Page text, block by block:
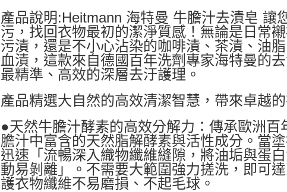
產品說明:Heitmann 海特曼 牛膽汁去漬皂 讓
污，找回衣物最初的潔淨質感！無論是日常
污漬，還是不小心沾染的咖啡漬、茶漬、油
血漬，這款來自德國百年洗劑專家海特曼的
最精準、高效的深層去汙護理。
產品精選大自然的高效清潔智慧，帶來卓越的
●天然牛膽汁酵素的高效分解力：傳承歐洲
膽汁中富含的天然脂解酵素與活性成分。當
迅速「流暢深入織物纖維縫隙，將油垢與蛋
動易剝離」。不需要大範圍強力搓洗，即可
護衣物纖維不易磨損、不起毛球。